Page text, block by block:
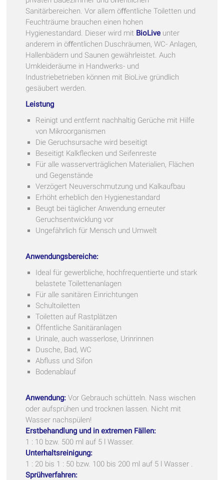
Sanitärbereichen. Vor allem öﬀentliche Toiletten und
Feuchträume brauchen einen hohen
Hygienestandard. Dieser wird mit BioLive unter
anderem in öﬀentlichen Duschräumen, WC- Anlagen,
Hallenbädern und Saunen gewährleistet. Auch
Umkleideräume in Handwerks- und
Industriebetrieben können mit BioLive gründlich
gesäubert werden.
Leistung
Reinigt und entfernt nachhaltig Gerüche mit Hilfe
von Mikroorganismen
Die Geruchsursache wird beseitigt
Beseitigt Kalkflecken und Seifenreste
Für alle wasserverträglichen Materialien, Flächen
und Gegenstände
Verzögert Neuverschmutzung und Kalkaufbau
Erhöht erheblich den Hygienestandard
Beugt bei täglicher Anwendung erneuter
Geruchsentwicklung vor
Ungefährlich für Mensch und Umwelt
Anwendungsbereiche:
Ideal für gewerbliche, hochfrequentierte und stark
belastete Toilettenanlagen
Für alle sanitären Einrichtungen
Schultoiletten
Toiletten auf Rastplätzen
Öffentliche Sanitäranlagen
Urinale, auch wasserlose, Urinrinnen
Dusche, Bad, WC
Abfluss und Sifon
Bodenablauf
Anwendung:Vor Gebrauch schütteln. Nass wischen
oder aufsprühen und trocknen lassen. Nicht mit
Wasser nachspülen!
Erstbehandlung und in extremen Fällen:
1 : 10 bzw. 500 ml auf 5 l Wasser.
Unterhaltsreinigung:
1 : 20 bis 1 : 50 bzw. 100 bis 200 ml auf 5 l Wasser .
Sprühverfahren: